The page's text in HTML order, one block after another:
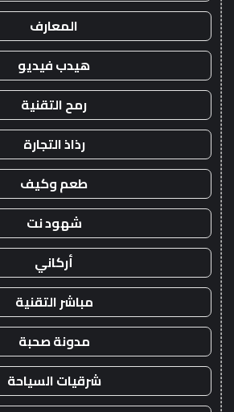
المعارف
هيدب فيديو
رمح التقنية
رذاذ التجارة
طعم وكيف
شهود نت
أركاني
مباشر التقنية
مدونة صحبة
شرقيات السياحة